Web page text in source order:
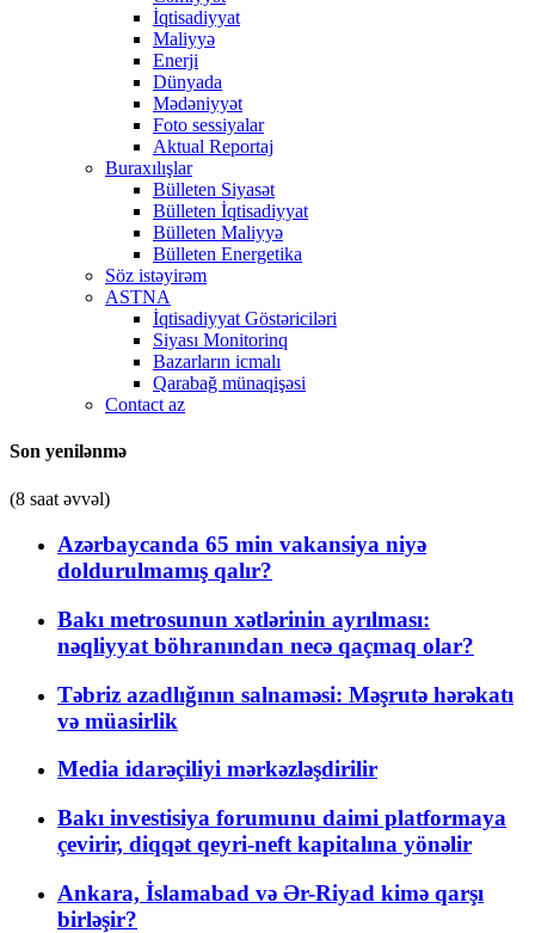
İqtisadiyyat
Maliyyə
Enerji
Dünyada
Mədəniyyət
Foto sessiyalar
Aktual Reportaj
Buraxılışlar
Bülleten Siyasət
Bülleten İqtisadiyyat
Bülleten Maliyyə
Bülleten Energetika
Söz istəyirəm
ASTNA
İqtisadiyyat Göstəriciləri
Siyası Monitorinq
Bazarların icmalı
Qarabağ münaqişəsi
Contact az
Son yenilənmə
(8 saat əvvəl)
Azərbaycanda 65 min vakansiya niyə
doldurulmamış qalır?
Bakı metrosunun xətlərinin ayrılması:
nəqliyyat böhranından necə qaçmaq olar?
Təbriz azadlığının salnaməsi: Məşrutə hərəkatı
və müasirlik
Media idarəçiliyi mərkəzləşdirilir
Bakı investisiya forumunu daimi platformaya
çevirir, diqqət qeyri-neft kapitalına yönəlir
Ankara, İslamabad və Ər-Riyad kimə qarşı
birləşir?